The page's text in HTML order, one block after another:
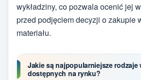
wykładziny, co pozwala ocenić jej
przed podjęciem decyzji o zakupie
materiału.
Jakie są najpopularniejsze rodzaje
dostępnych na rynku?